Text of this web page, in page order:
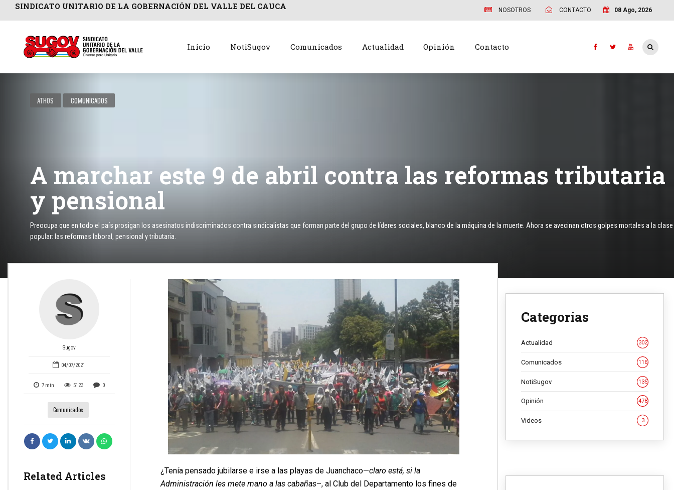
SINDICATO UNITARIO DE LA GOBERNACIÓN DEL VALLE DEL CAUCA NOSOTROS CONTACTO 08 Ago, 2026
Inicio NotiSugov Comunicados Actualidad Opinión Contacto
ATHOS COMUNICADOS
A marchar este 9 de abril contra las reformas tributaria
y pensional
Preocupa que en todo el país prosigan los asesinatos indiscriminados contra sindicalistas que forman parte del grupo de líderes sociales, blanco de la máquina de la muerte. Ahora se avecinan otros golpes mortales a la clase
popular: las reformas laboral, pensional y tributaria.
Sugov
04/07/2021
7 min 5123 0
Comunicados
Related Articles ¿Tenía pensado jubilarse e irse a las playas de Juanchaco—claro está, si la
Administración les mete mano a las cabañas–, al Club del Departamento los fines de
Categorías
Actualidad 302
Comunicados 116
NotiSugov 135
Opinión 478
Videos 3